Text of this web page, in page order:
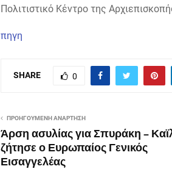
Πολιτιστικό Κέντρο της
πηγη
SHARE 0
ΠΡΟΗΓΟΎΜΕΝΗ ΑΝΆΡΤΗΣΗ
Άρση ασυλίας για Σπυράκη –
ζήτησε ο Ευρωπαίος Γενικός
Εισαγγελέας